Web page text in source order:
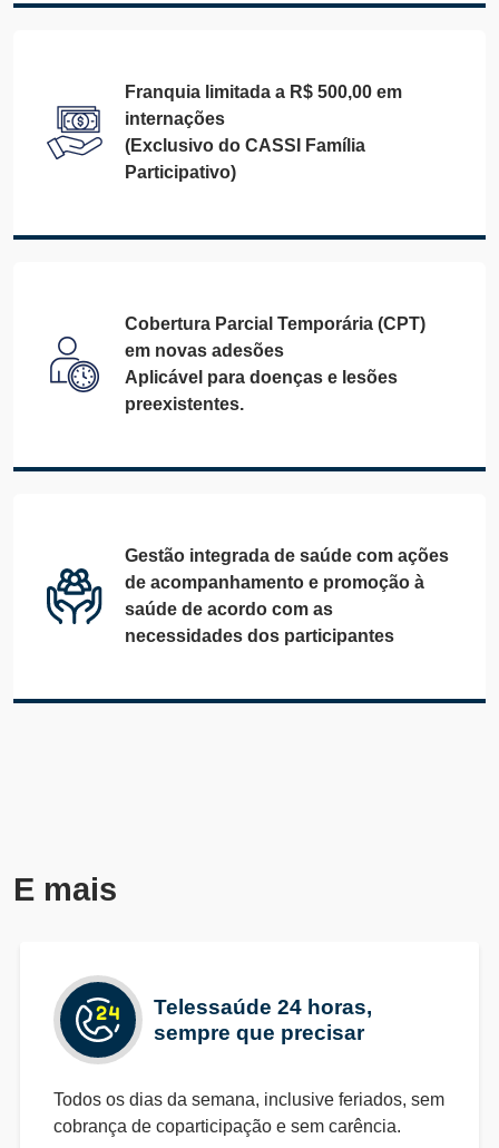
Franquia limitada a R$ 500,00 em
internações
(Exclusivo do CASSI Família
Participativo)
Cobertura Parcial Temporária (CPT)
em novas adesões
Aplicável para doenças e lesões
preexistentes.
Gestão integrada de saúde com ações
de acompanhamento e promoção à
saúde de acordo com as
necessidades dos participantes
E mais
Telessaúde 24 horas,
sempre que precisar
Todos os dias da semana, inclusive feriados, sem
cobrança de coparticipação e sem carência.